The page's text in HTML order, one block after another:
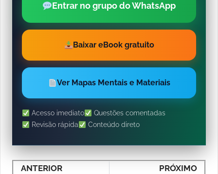
Entrar no grupo do WhatsApp
Baixar eBook gratuito
Ver Mapas Mentais e Materiais
Acesso imediato
Questões comentadas
Revisão rápida
Conteúdo direto
ANTERIOR PRÓXIMO